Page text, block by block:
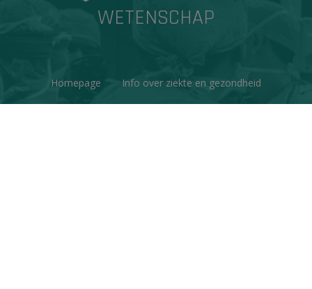
WETENSCHAP
Homepage Info over ziekte en gezondheid